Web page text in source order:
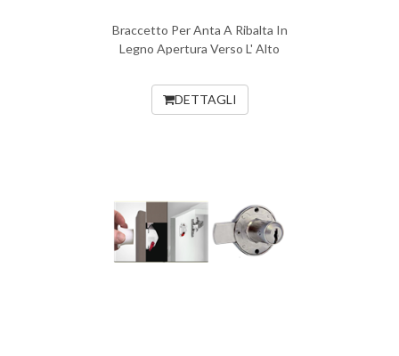
Braccetto Per Anta A Ribalta In
Legno Apertura Verso L' Alto
DETTAGLI